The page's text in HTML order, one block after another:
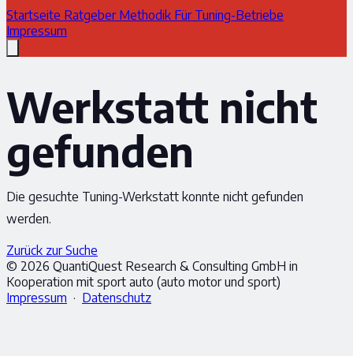
Startseite Ratgeber Methodik Für Tuning-Betriebe
Impressum
Werkstatt nicht
gefunden
Die gesuchte Tuning-Werkstatt konnte nicht gefunden
werden.
Zurück zur Suche
© 2026 QuantiQuest Research & Consulting GmbH in
Kooperation mit sport auto (auto motor und sport)
Impressum · Datenschutz